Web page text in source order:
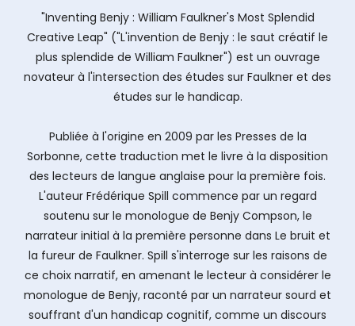
"Inventing Benjy : William Faulkner's Most Splendid
Creative Leap" ("L'invention de Benjy : le saut créatif le
plus splendide de William Faulkner") est un ouvrage
novateur à l'intersection des études sur Faulkner et des
études sur le handicap.
Publiée à l'origine en 2009 par les Presses de la
Sorbonne, cette traduction met le livre à la disposition
des lecteurs de langue anglaise pour la première fois.
L'auteur Frédérique Spill commence par un regard
soutenu sur le monologue de Benjy Compson, le
narrateur initial à la première personne dans Le bruit et
la fureur de Faulkner. Spill s'interroge sur les raisons de
ce choix narratif, en amenant le lecteur à considérer le
monologue de Benjy, raconté par un narrateur sourd et
souffrant d'un handicap cognitif, comme un discours